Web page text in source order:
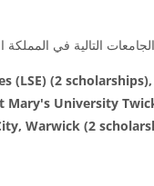
التالية في المملكة
(LSE) (2
Mary's University
Warwick (2